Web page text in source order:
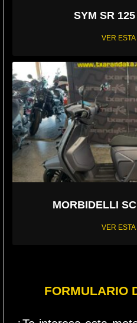
SYM SR
VER
MORBIDELLI
VER
FORMULARIO